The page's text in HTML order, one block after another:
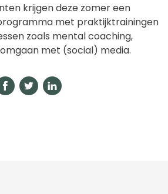
krijgen deze zomer een
met praktijktrainingen
zoals mental coaching,
met (social) media.